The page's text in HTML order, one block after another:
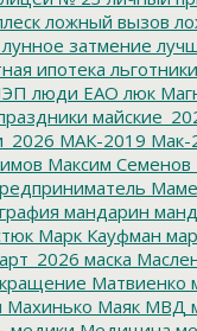
ложный вызов
лунное затмение
ипотека льготники
люди ЕАО люк
МАК-2019 Мак-
Максим Семенов
мандарин
Марк Кауфман
маска
Матвиенко
Махинько Маяк МВД